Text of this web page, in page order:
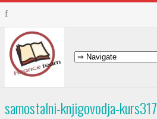
samostalni-knjigovodja-kurs317